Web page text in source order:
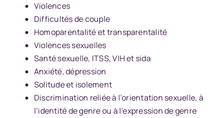
Violences
Difficultés de couple
Homoparentalité ettransparentalité
Violences sexuelles
Santé sexuelle, ITSS, VIH et sida
Anxiété, dépression
Solitude et isolement
Discrimination reliée à l’orientation sexuelle, à
l’identité de genre ou à l’expression de genre